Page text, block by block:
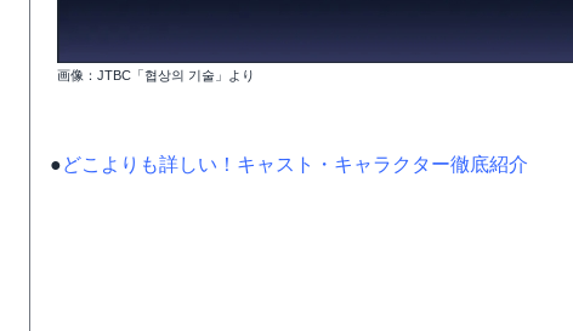
画像：JTBC「협상의 기술」より
●どこよりも詳しい！キャスト・キャラクター徹底紹介